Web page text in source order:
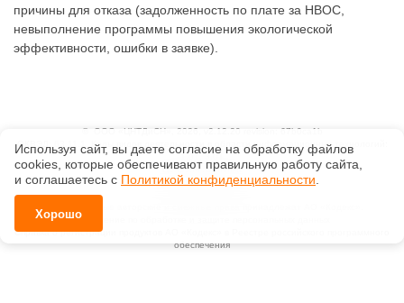
причины для отказа (задолженность по плате за НВОС,
невыполнение программы повышения экологической
эффективности, ошибки в заявке).
© ООО «ЦНТДиСН»
, 2026, v2.12.20 revision: 67b0ca1b
ОКВЭД: 63.11.1, Коды видов деятельности в области информационных технологий:
1.01, 3.01
Ценовая политика
Технологии
Положение по обработке и защите персональных данных
Справка о регистрации продуктов АО «Кодекс» в Реестре российского программного
обеспечения
Используя сайт, вы даете согласие на обработку файлов
сооkiеs, которые обеспечивают правильную работу сайта,
и соглашаетесь с Политикой конфиденциальности
Хорошо